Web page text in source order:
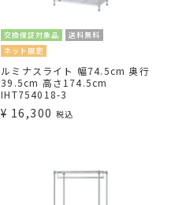
交換保証対象品
送料無料
ネット限定
ルミナスライト 幅74.5cm 奥行
39.5cm 高さ174.5cm
IHT754018-3
¥ 16,300 税込